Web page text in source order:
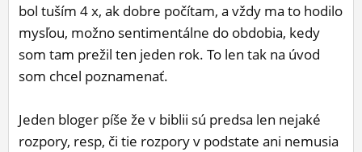
bol tuším 4 x, ak dobre počítam, a vždy ma to hodilo
mysľou, možno sentimentálne do obdobia, kedy
som tam prežil ten jeden rok. To len tak na úvod
som chcel poznamenať.
Jeden bloger píše že v biblii sú predsa len nejaké
rozpory, resp, či tie rozpory v podstate ani nemusia